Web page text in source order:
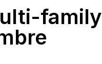
family